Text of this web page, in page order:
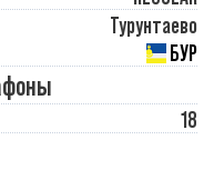
Турунтаево
БУР
18